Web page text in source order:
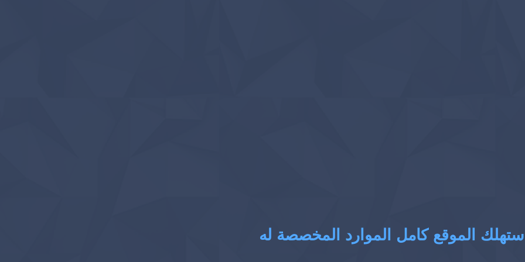
الموقع كامل الموارد المخصصة له